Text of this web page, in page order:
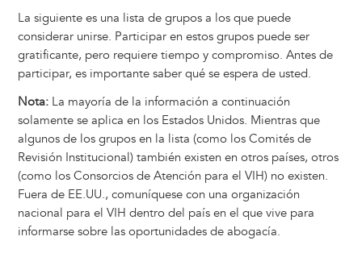
La siguiente es una lista de grupos a los que puede
considerar unirse. Participar en estos grupos puede ser
gratificante, pero requiere tiempo y compromiso. Antes de
participar, es importante saber qué se espera de usted.
Nota:La mayoría de la información a continuación
solamente se aplica en los Estados Unidos. Mientras que
algunos de los grupos en la lista (como los Comités de
Revisión Institucional) también existen en otros países, otros
(como los Consorcios de Atención para el VIH) no existen.
Fuera de EE.UU., comuníquese con una organización
nacional para el VIH dentro del país en el que vive para
informarse sobre las oportunidades de abogacía.